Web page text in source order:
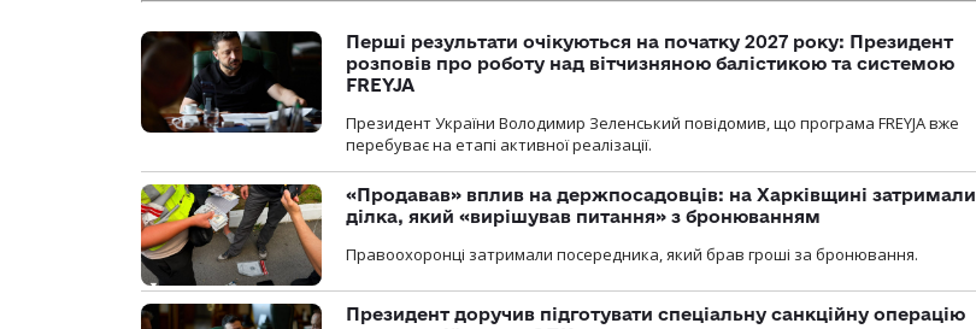
Перші результати очікуються на початку 2027 року: Президент
розповів про роботу над вітчизняною балістикою та системою
FREYJA
Президент України Володимир Зеленський повідомив, що програма FREYJA вже
перебуває на етапі активної реалізації.
«Продавав» вплив на держпосадовців: на Харківщині затримали
ділка, який «вирішував питання» з бронюванням
Правоохоронці затримали посередника, який брав гроші за бронювання.
Президент доручив підготувати спеціальну санкційну операцію